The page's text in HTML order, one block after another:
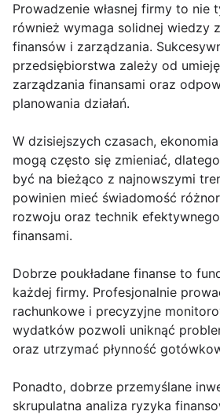
Prowadzenie własnej firmy to nie
również wymaga solidnej wiedzy
finansów i zarządzania.
przedsiębiorstwa zależy od
zarządzania finansami oraz
planowania działań.
W dzisiejszych czasach,
mogą często się zmieniać,
być na bieżąco z najnowszymi
powinien mieć świadomość
rozwoju oraz technik
finansami.
Dobrze poukładane finanse to
każdej firmy. Profesjonalnie
rachunkowe i precyzyjne
wydatków pozwoli uniknąć
oraz utrzymać płynność
Ponadto, dobrze przemyślane
skrupulatna analiza ryzyka